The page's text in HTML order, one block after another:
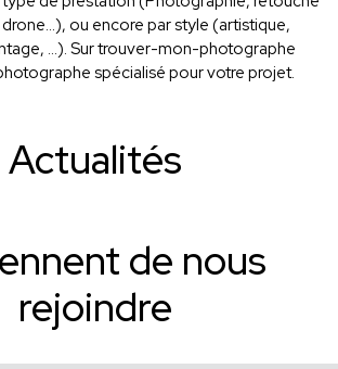
ou encore par style (artistique,
...). Sur trouver-mon-photographe
spécialisé pour votre projet.
Actualités
de nous
rejoindre